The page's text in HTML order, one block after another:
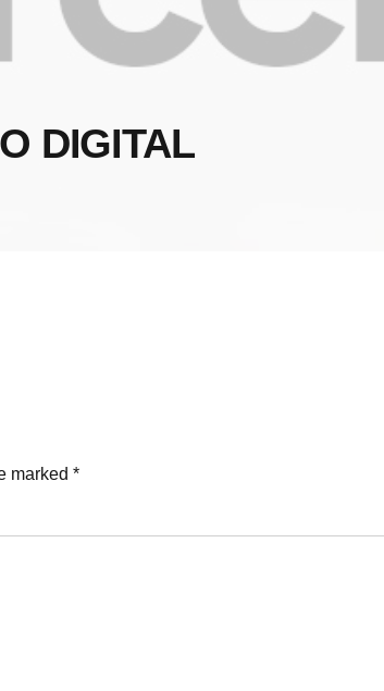
DIGITAL
marked *